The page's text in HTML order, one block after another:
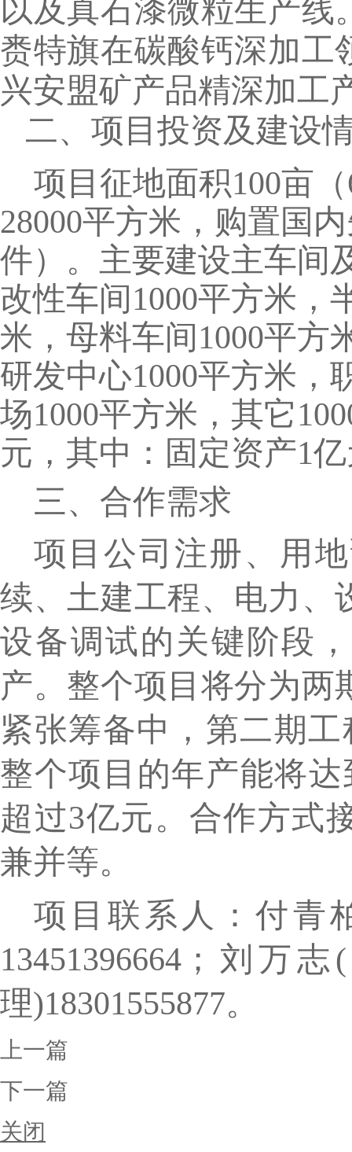
以及真石漆微粒生产
赉特旗在碳酸钙深加工
兴安盟矿产品精深加工
二、项目投资及建设
项目征地面积100亩
28000平方米，购置国
件）。主要建设主车间
改性车间1000平方米，
米，母料车间1000平方
研发中心1000平方米，
场1000平方米，其它
元，其中：固定资产1
三、 合作需求
项目公司注册、用
续、土建工程、电力、
设备调试的关键阶段 ，
产。 整个项目将分为两
紧张筹备中 ， 第二期
整个项目的年产能将
超过3亿元。合作方式
兼并等。
项目联系人：付青
13451396664 ；刘万志
理)18301555877。
上一篇
下一篇
关闭